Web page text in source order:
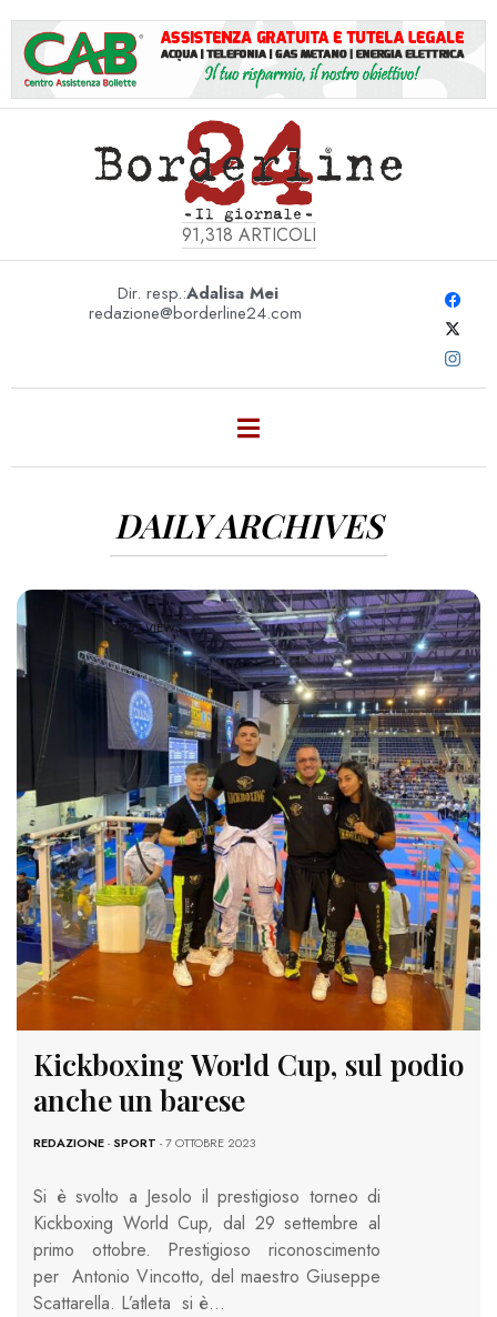
91,318 ARTICOLI
Dir. resp.:Adalisa Mei
redazione@borderline24.com
DAILY ARCHIVES
987 VIEWS
Kickboxing World Cup, sul podio
anche un barese
REDAZIONE-SPORT - 7 OTTOBRE 2023
Si è svolto a Jesolo il prestigioso torneo di
Kickboxing World Cup, dal 29 settembre al
primo ottobre. Prestigioso riconoscimento
per Antonio Vincotto, del maestro Giuseppe
Scattarella. L’atleta si è…